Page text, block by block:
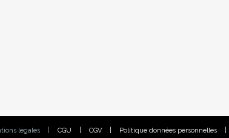
légales CGU CGV Politique données personnelles